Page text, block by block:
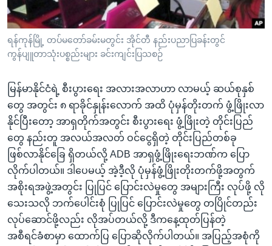
ညွန်း
စာမျက်နှာ
သို့
ကြည့်
ရန်
ရှာဖွေ
ရန်
နေရာ
သို့
ကျော်
သုတပဒေသာ အင်္ဂလိပ်စာ
Learning English
ဗွီအိုအေ လူမှုကွန်ယက်များ
ဘာသာစကားများ
ရန်ကုန်မြို့ တပ်မတော်ခမ်းမတွင်း အိုင်တီ နည်းပညာပြခန်းတွင်
ကွန်ပျူတာသုံးပစ္စည်းများ ခင်းကျင်းပြသစဉ်
မြန်မာနိုင်ငံရဲ့ စီးပွားရေး အလားအလာဟာ လာမယ့် ဆယ်စုနှစ်
တွေ အတွင်း ၈ ရာခိုင်နှုန်းလောက် အထိ ပုံမှန်တိုးတက် ဖွံ့ဖြိုးလာ
နိုင်ပြီးတော့ အာရှတိုက်အတွင်း စီးပွားရေး ဖွံ့ဖြိုးတဲ့ တိုင်းပြည်
တွေ နည်းတူ အလယ်အလတ် ဝင်ငွေရှိတဲ့ တိုင်းပြည်တစ်ခု
ဖြစ်လာနိုင်ခြေ ရှိတယ်လို့ ADB အာရှဖွံ့ဖြိုးရေးဘဏ်က ပြော
လိုက်ပါတယ်။ ဒါပေမယ့် အဲ့ဒီ့လို ပုံမှန်ဖွံ့ဖြိုးတိုးတက်ဖို့အတွက်
အစိုးရအဖွဲ့အတွင်း ပြုပြင် ပြောင်းလဲမှုတွေ အများကြီး လုပ်ဖို့ လို
သေးသလို ဘက်ပေါင်းစုံ ပြုပြင် ပြောင်းလဲမှုတွေ တပြိုင်တည်း
လုပ်ဆောင်ဖို့လည်း လိုအပ်တယ်လို့ ဒီကနေ့ထုတ်ပြန်တဲ့
အစီရင်ခံစာမှာ ထောက်ပြ ပြောဆိုလိုက်ပါတယ်။ အပြည့်အစုံကို